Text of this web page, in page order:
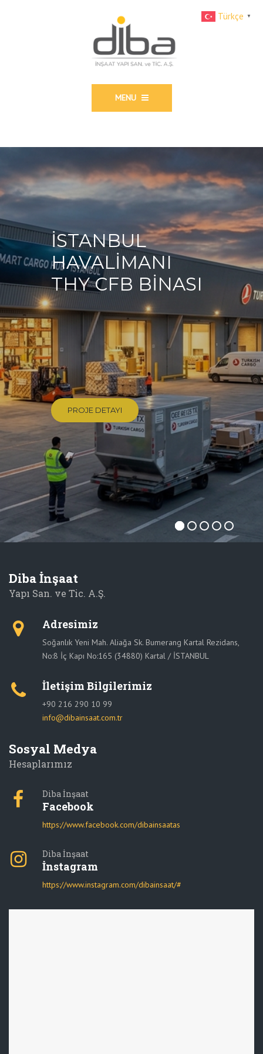
MENU
İSTANBUL
HAVALİMANI
THY CFB BİNASI
PROJE DETAYI
Diba İnşaat
Yapı San. ve Tic. A.Ş.
Adresimiz
Soğanlık Yeni Mah. Aliağa Sk. Bumerang Kartal Rezidans,
No:8 İç Kapı No:165 (34880) Kartal / İSTANBUL
İletişim Bilgilerimiz
+90 216 290 10 99
info@dibainsaat.com.tr
Sosyal Medya
Hesaplarımız
Diba İnşaat
Facebook
https://www.facebook.com/dibainsaatas
Diba İnşaat
İnstagram
https://www.instagram.com/dibainsaat/#
Türkçe ▼